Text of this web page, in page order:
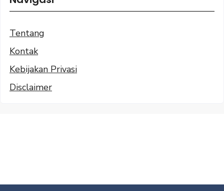
Tentang
Kontak
Kebijakan Privasi
Disclaimer